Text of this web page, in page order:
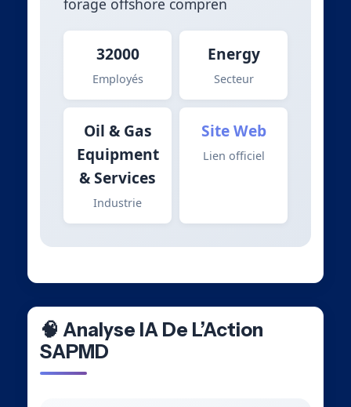
forage offshore compren
32000
Employés
Energy
Secteur
Oil & Gas
Equipment
& Services
Industrie
Site Web
Lien officiel
🧠 Analyse IA De L’Action
SAPMD